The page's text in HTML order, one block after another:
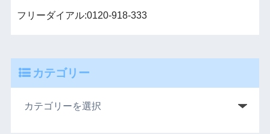
フリーダイアル:0120-918-333
カテゴリー